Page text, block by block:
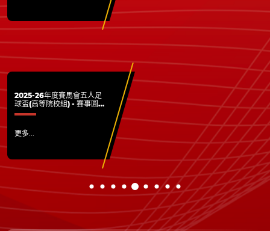
2025-26年度賽馬會五人足
球盃(高等院校組) - 賽事圓
滿結束
更多...